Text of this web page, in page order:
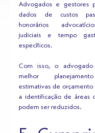
Advogados e gestores
dados de custos
honorários
judiciais e tempo
específicos.
Com isso, o
melhor
estimativas de orçamento
a identificação de áreas
podem ser reduzidos.